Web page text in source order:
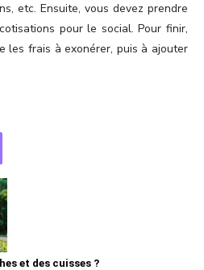
etc. Ensuite, vous devez prendre
pour le social. Pour finir,
les frais à exonérer, puis à ajouter
et des cuisses ?